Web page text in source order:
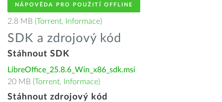
NÁPOVĚDA PRO POUŽITÍ OFFLINE
2.8 MB (Torrent, Informace)
SDK a zdrojový kód
Stáhnout SDK
LibreOffice_25.8.6_Win_x86_sdk.msi
20 MB (Torrent, Informace)
Stáhnout zdrojový kód